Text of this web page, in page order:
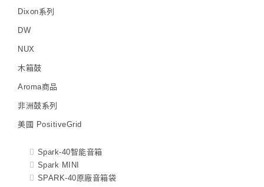
Dixon系列
DW
NUX
木箱鼓
Aroma商品
非洲鼓系列
美國 PositiveGrid
Spark-40智能音箱
Spark MINI
SPARK-40原廠音箱袋